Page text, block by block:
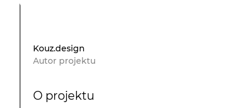
Kouz.design
Autor projektu
O projektu